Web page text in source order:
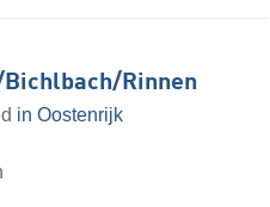
​Bichlbach/​Rinnen
in Oostenrijk